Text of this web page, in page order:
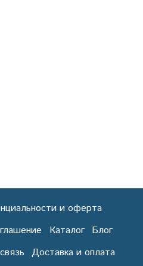
и оферта
Каталог Блог
Доставка и оплата